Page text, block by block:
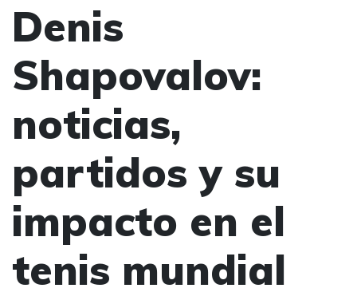
Denis
Shapovalov:
noticias,
partidos y su
impacto en el
tenis mundial